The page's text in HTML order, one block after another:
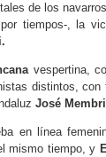
de los
tiempos-, la
vespertina,
distintos,
José
en línea
mismo tiempo, y